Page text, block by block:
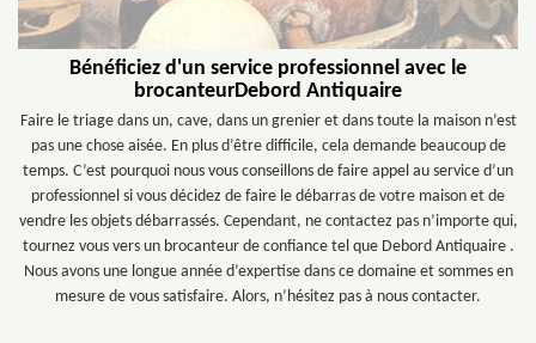
Bénéficiez d'un service professionnel avec le
brocanteurDebord Antiquaire
Faire le triage dans un, cave, dans un grenier et dans toute la maison n’est
pas une chose aisée. En plus d’être difficile, cela demande beaucoup de
temps. C’est pourquoi nous vous conseillons de faire appel au service d’un
professionnel si vous décidez de faire le débarras de votre maison et de
vendre les objets débarrassés. Cependant, ne contactez pas n’importe qui,
tournez vous vers un brocanteur de confiance tel que Debord Antiquaire .
Nous avons une longue année d’expertise dans ce domaine et sommes en
mesure de vous satisfaire. Alors, n’hésitez pas à nous contacter.